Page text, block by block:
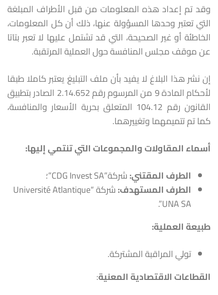
وقد تم إعداد هذه المعلومات من قبل الأطراف المبلغة
التي تعتبر وحدها المسؤولة عنها، ذلك أن كل المعلومات،
الخاطئة أو غير الصحيحة، التي قد تشتمل عليها لا تعبر بتاتا
عن موقف مجلس المنافسة حول العملية المرتقبة.
إن نشر هذا البلاغ لا يفيد بأن ملف التبليغ يعتبر كاملا طبقا
لأحكام المادة 9 من المرسوم رقم 2.14.652 الصادر بتطبيق
القانون رقم 104.12 المتعلق بحرية الأسعار والمنافسة،
كما تم تتميمهما وتغييرهما.
أسماء المقاولات والمجموعات التي تنتمي إليها:
الطرف المقتني:شركة”CDG Invest SA”؛
الطرف المستهدف:
شركة “Université Atlantique
UNA SA”.
طبيعة العملية:
تولي المراقبة المشتركة.
القطاعات الاقتصادية المعنية: